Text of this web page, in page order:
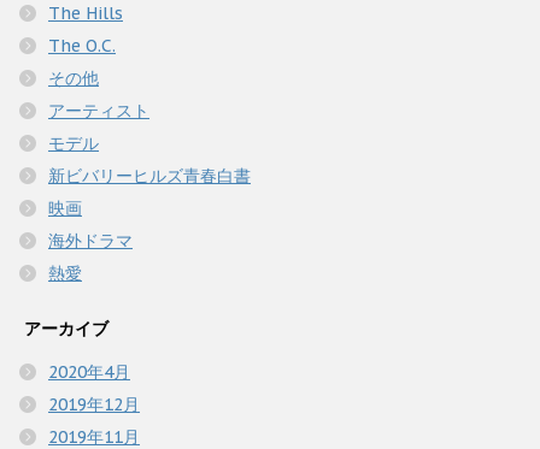
The Hills
The O.C.
その他
アーティスト
モデル
新ビバリーヒルズ青春白書
映画
海外ドラマ
熱愛
アーカイブ
2020年4月
2019年12月
2019年11月